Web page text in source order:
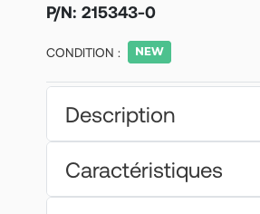
P/N: 215343-0
CONDITION :
Description
Caractéristiques